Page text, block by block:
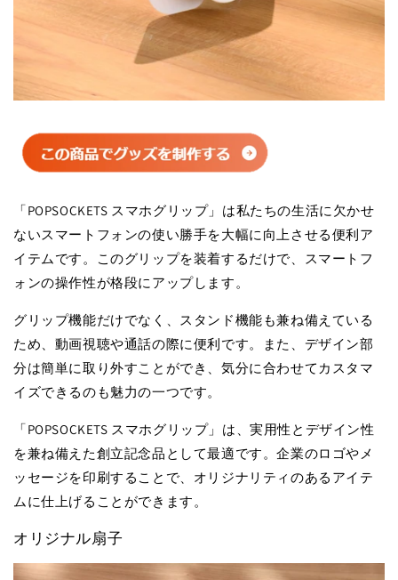
「POPSOCKETS スマホグリップ」は私たちの生活に欠かせ
ないスマートフォンの使い勝手を大幅に向上させる便利ア
イテムです。このグリップを装着するだけで、スマートフ
ォンの操作性が格段にアップします。
グリップ機能だけでなく、スタンド機能も兼ね備えている
ため、動画視聴や通話の際に便利です。また、デザイン部
分は簡単に取り外すことができ、気分に合わせてカスタマ
イズできるのも魅力の一つです。
「POPSOCKETS スマホグリップ」は、実用性とデザイン性
を兼ね備えた創立記念品として最適です。企業のロゴやメ
ッセージを印刷することで、オリジナリティのあるアイテ
ムに仕上げることができます。
オリジナル扇子